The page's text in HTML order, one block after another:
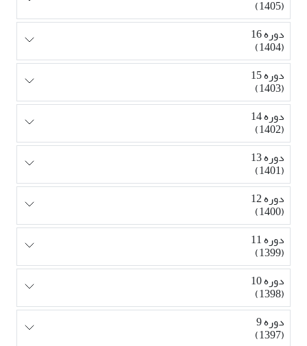
(1405)
دوره 16
(1404)
دوره 15
(1403)
دوره 14
(1402)
دوره 13
(1401)
دوره 12
(1400)
دوره 11
(1399)
دوره 10
(1398)
دوره 9
(1397)